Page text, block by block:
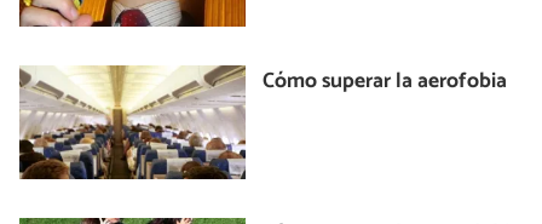
Cómo superar la aerofobia